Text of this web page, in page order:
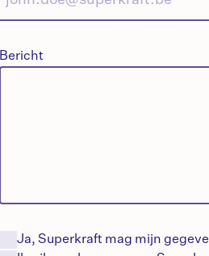
Bericht
Ja, Superkraft mag mijn